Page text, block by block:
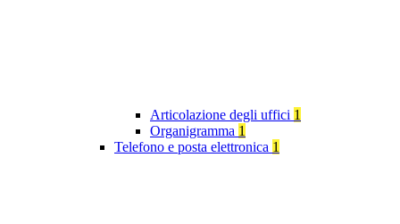
Articolazione degli uffici 1
Organigramma 1
Telefono e posta elettronica 1